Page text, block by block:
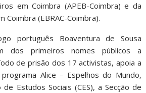
em Coimbra (APEB-Coimbra) e da
Coimbra (EBRAC-Coimbra).
português Boaventura de Sousa
dos primeiros nomes públicos a
de prisão dos 17 activistas, apoia a
Alice – Espelhos do Mundo,
Estudos Sociais (CES), a Secção de